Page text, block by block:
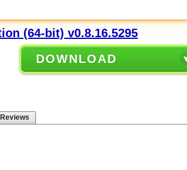
(64-bit) v0.8.16.5295
DOWNLOAD
Reviews